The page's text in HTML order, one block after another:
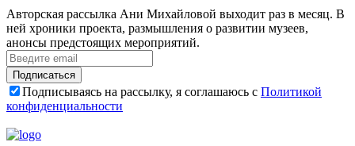
Авторская рассылка Ани Михайловой выходит раз в месяц. В
ней хроники проекта, размышления о развитии музеев,
анонсы предстоящих мероприятий.
Подписаться
Подписываясь на рассылку, я соглашаюсь с Политикой
конфиденциальности